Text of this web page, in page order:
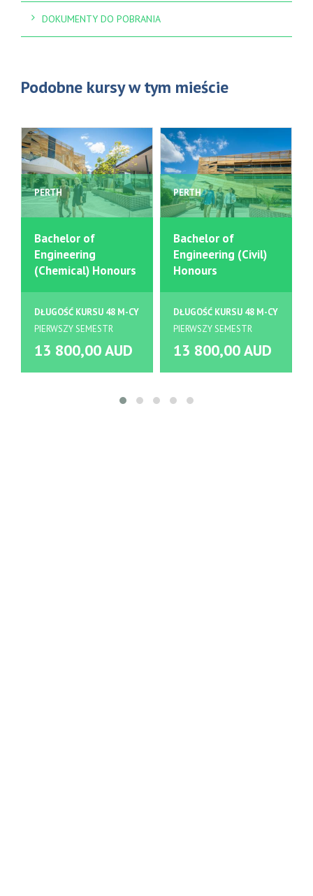
DOKUMENTY DO POBRANIA
Podobne kursy w tym mieście
PERTH
Bachelor of
Engineering
(Chemical) Honours
DŁUGOŚĆ KURSU 48 M-CY
PIERWSZY SEMESTR
13 800,00 AUD
PERTH
Bachelor of
Engineering (Civil)
Honours
DŁUGOŚĆ KURSU 48 M-CY
PIERWSZY SEMESTR
13 800,00 AUD